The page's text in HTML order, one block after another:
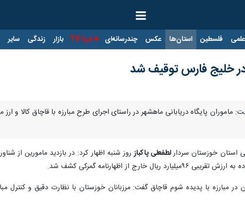
علمی فلسطین استان‌ها عکس چندرسانه‌ای ایرنا TV بازار زندگی سایر
خلیج فارس توقیف شد
ماموران پایگاه دریابانی ماهشهر در راستای اجرای طرح مبارزه با قاچاق کالا و
استان خوزستان سردارلطفعلی پاکباز
از اظهارنامه گمرکی کشف شد.
در مبارزه با پدیده شوم قاچاق گفت: مرزبانان خوزستان با نظارت دقیق و کنترل